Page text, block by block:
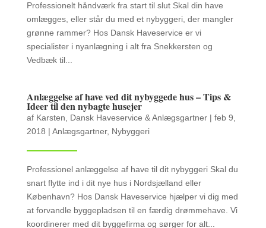
Professionelt håndværk fra start til slut Skal din have
omlægges, eller står du med et nybyggeri, der mangler
grønne rammer? Hos Dansk Haveservice er vi
specialister i nyanlægning i alt fra Snekkersten og
Vedbæk til...
Anlæggelse af have ved dit nybyggede hus – Tips &
Ideer til den nybagte husejer
af Karsten, Dansk Haveservice & Anlægsgartner| feb 9,
2018 | Anlægsgartner, Nybyggeri
Professionel anlæggelse af have til dit nybyggeri Skal du
snart flytte ind i dit nye hus i Nordsjælland eller
København? Hos Dansk Haveservice hjælper vi dig med
at forvandle byggepladsen til en færdig drømmehave. Vi
koordinerer med dit byggefirma og sørger for alt...